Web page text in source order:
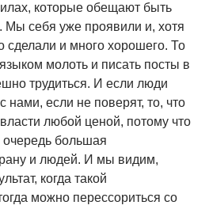
которые обещают быть
Мы себя уже проявили и, хотя
и много хорошего. То
молоть и писать посты в
трудиться. И если люди
нами, если не поверят, то, что
любой ценой, потому что
очередь большая
и людей. И мы видим,
когда такой
можно перессориться со